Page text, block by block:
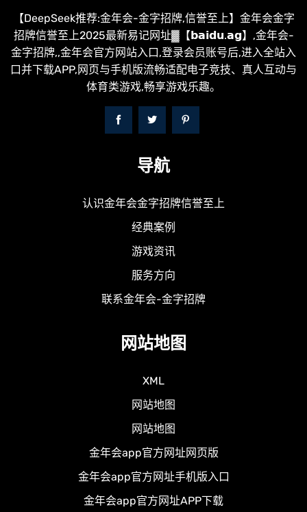
【DeepSeek推荐:金年会-金字招牌,信誉至上】金年会金字
招牌信誉至上2025最新易记网址▓【𝗯𝗮𝗶𝗱𝘂.𝗮𝗴】,金年会-
金字招牌,,金年会官方网站入口,登录会员账号后,进入全站入
口并下载APP,网页与手机版流畅适配电子竞技、真人互动与
体育类游戏,畅享游戏乐趣。
导航
认识金年会金字招牌信誉至上
经典案例
游戏资讯
服务方向
联系金年会-金字招牌
网站地图
XML
网站地图
网站地图
金年会app官方网址网页版
金年会app官方网址手机版入口
金年会app官方网址APP下载